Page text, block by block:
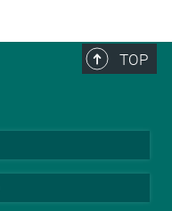
TOP